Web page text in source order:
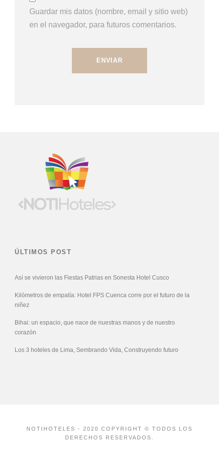
Guardar mis datos (nombre, email y sitio web)
en el navegador, para futuros comentarios.
ÚLTIMOS POST
Así se vivieron las Fiestas Patrias en Sonesta Hotel Cusco
Kilómetros de empatía: Hotel FPS Cuenca corre por el futuro de la
niñez
Bihai: un espacio, que nace de nuestras manos y de nuestro
corazón
Los 3 hoteles de Lima, Sembrando Vida, Construyendo futuro
NOTIHOTELES - 2020 COPYRIGHT © TODOS LOS
DERECHOS RESERVADOS.